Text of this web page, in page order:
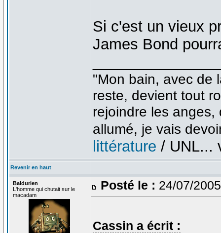
Si c'est un vieux
James Bond
"Mon bain, avec de
reste, devient tout
rejoindre les
allumé, je vais
littérature / UNL...
Revenir en haut
Baldurien
L'homme qui chutait sur le
macadam
Posté le : 24/07/
Cassin a écrit :